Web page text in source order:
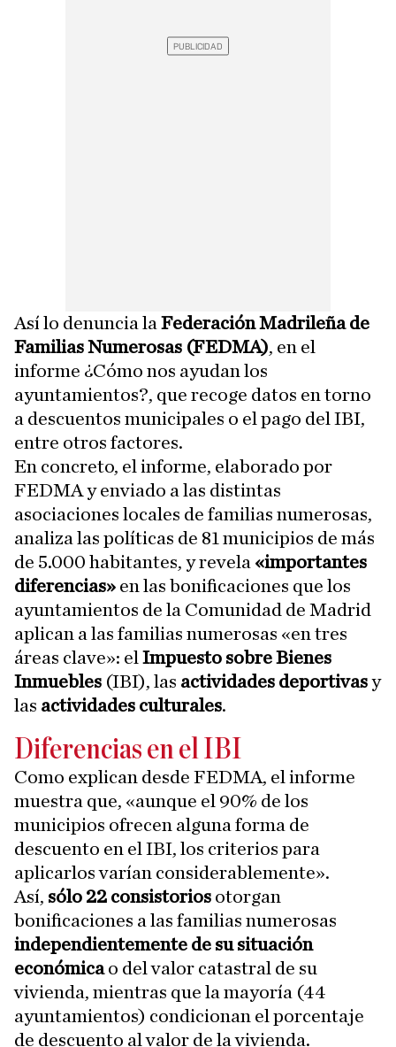
Así lo denuncia la Federación Madrileña de
Familias Numerosas (FEDMA), en el
informe ¿Cómo nos ayudan los
ayuntamientos?, que recoge datos en torno
a descuentos municipales o el pago del IBI,
entre otros factores.
En concreto, el informe, elaborado por
FEDMA y enviado a las distintas
asociaciones locales de familias numerosas,
analiza las políticas de 81 municipios de más
de 5.000 habitantes, y revela «importantes
diferencias» en las bonificaciones que los
ayuntamientos de la Comunidad de Madrid
aplican a las familias numerosas «en tres
áreas clave»: el Impuesto sobre Bienes
Inmuebles (IBI), las actividades deportivasy
las actividades culturales.
Diferencias en el IBI
Como explican desde FEDMA, el informe
muestra que, «aunque el 90% de los
municipios ofrecen alguna forma de
descuento en el IBI, los criterios para
aplicarlos varían considerablemente».
Así, sólo 22 consistorios otorgan
bonificaciones a las familias numerosas
independientemente de su situación
económicao del valor catastral de su
vivienda, mientras que la mayoría (44
ayuntamientos) condicionan el porcentaje
de descuento al valor de la vivienda.